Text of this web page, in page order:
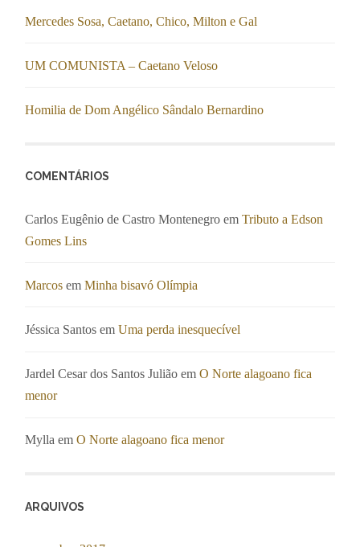
Mercedes Sosa, Caetano, Chico, Milton e Gal
UM COMUNISTA – Caetano Veloso
Homilia de Dom Angélico Sândalo Bernardino
COMENTÁRIOS
Carlos Eugênio de Castro Montenegro emTributo a Edson
Gomes Lins
Marcos emMinha bisavó Olímpia
Jéssica Santos emUma perda inesquecível
Jardel Cesar dos Santos Julião emO Norte alagoano fica
menor
Mylla emO Norte alagoano fica menor
ARQUIVOS